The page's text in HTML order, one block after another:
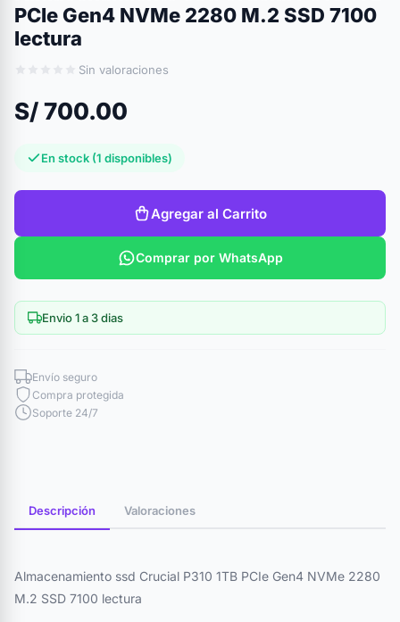
PCIe Gen4 NVMe 2280 M.2 SSD 7100
lectura
Sin valoraciones
S/ 700.00
En stock (1 disponibles)
Agregar al Carrito
Comprar por WhatsApp
Envio 1 a 3 dias
Envío seguro
Compra protegida
Soporte 24/7
Descripción Valoraciones
Almacenamiento ssd Crucial P310 1TB PCIe Gen4 NVMe 2280
M.2 SSD 7100 lectura